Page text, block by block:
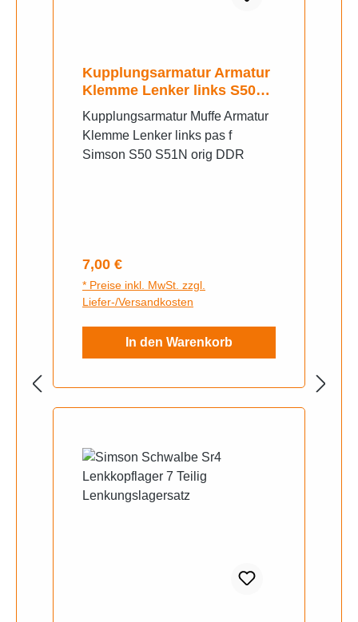
Kupplungsarmatur Armatur
Klemme Lenker links S50
S51N
Kupplungsarmatur Muffe Armatur
Klemme Lenker links pas f
Simson S50 S51N orig DDR
Regulärer Preis:
7,00 €
* Preise inkl. MwSt. zzgl.
Liefer-/Versandkosten
In den Warenkorb